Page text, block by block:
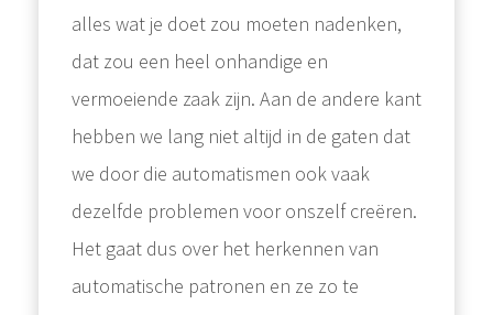
alles wat je doet zou moeten nadenken,
dat zou een heel onhandige en
vermoeiende zaak zijn. Aan de andere kant
hebben we lang niet altijd in de gaten dat
we door die automatismen ook vaak
dezelfde problemen voor onszelf creëren.
Het gaat dus over het herkennen van
automatische patronen en ze zo te